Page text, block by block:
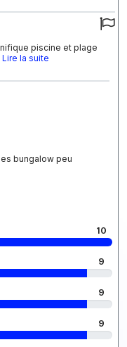
piscine et plage
Lire la suite
bungalow peu
10
9
9
9